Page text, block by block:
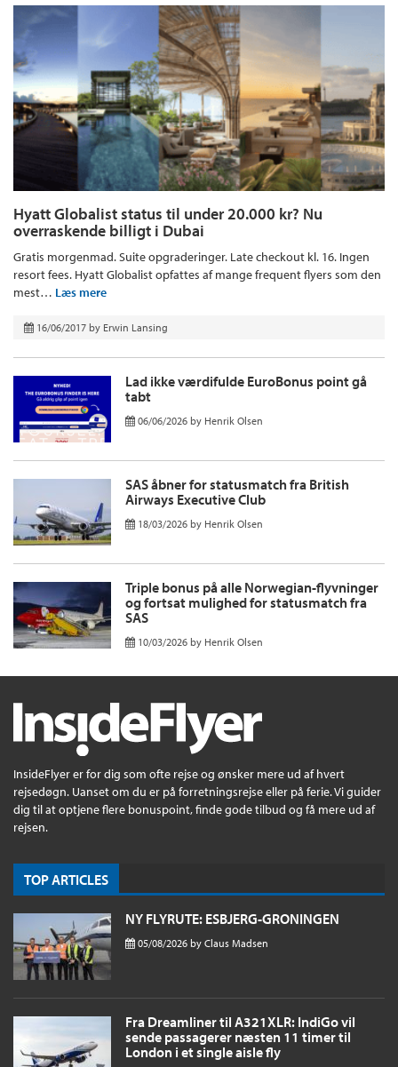
Hyatt Globalist status til under 20.000 kr? Nu
overraskende billigt i Dubai
Gratis morgenmad. Suite opgraderinger. Late checkout kl. 16. Ingen
resort fees. Hyatt Globalist opfattes af mange frequent flyers som den
mest… Læs mere
16/06/2017 by Erwin Lansing
Lad ikke værdifulde EuroBonus point gå
tabt
06/06/2026 by Henrik Olsen
SAS åbner for statusmatch fra British
Airways Executive Club
18/03/2026 by Henrik Olsen
Triple bonus på alle Norwegian-flyvninger
og fortsat mulighed for statusmatch fra
SAS
10/03/2026 by Henrik Olsen
InsideFlyer er for dig som ofte rejse og ønsker mere ud af hvert
rejsedøgn. Uanset om du er på forretningsrejse eller på ferie. Vi guider
dig til at optjene flere bonuspoint, finde gode tilbud og få mere ud af
rejsen.
TOP ARTICLES
NY FLYRUTE: ESBJERG-GRONINGEN
05/08/2026 by Claus Madsen
Fra Dreamliner til A321XLR: IndiGo vil
sende passagerer næsten 11 timer til
London i et single aisle fly